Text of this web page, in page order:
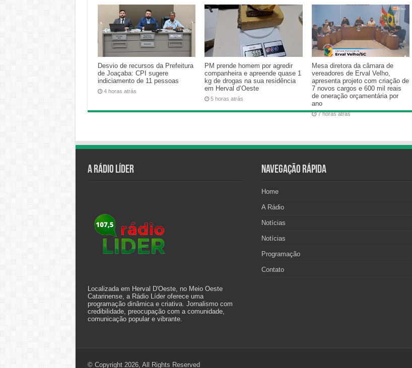
Desvio de recursos da Prefeitura
de Joaçaba: CPI sugere
indiciamento de 11 pessoas
4 horas atrás
PM prende homem por agredir
companheira e apreende quase 1
kg de drogas na sua residência
em Herval d’Oeste
5 horas atrás
Mesa diretora da câmara de
vereadores de Erval Velho,
apresenta projeto com criação de
7 novos cargos e 600 mil reais
de oneração orçamentária por
ano
7 horas atrás
A Rádio Líder
Localizada em Herval D'Oeste, no Meio Oeste
Catarinense, a Rádio Líder oferece uma
programação dinâmica e criativa. Jornalismo com
credibilidade, preocupação com a comunidade,
comunicação popular e vibrante.
Navegação Rápida
Home
A Rádio
Notícias
Notícias
Programação
Contato
© Copyright 2026, All Rights Reserved